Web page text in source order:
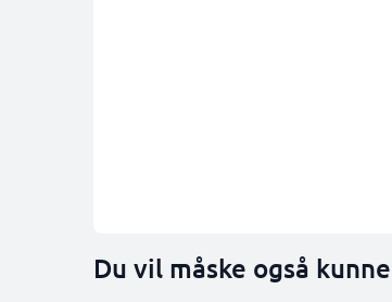
Du vil måske også